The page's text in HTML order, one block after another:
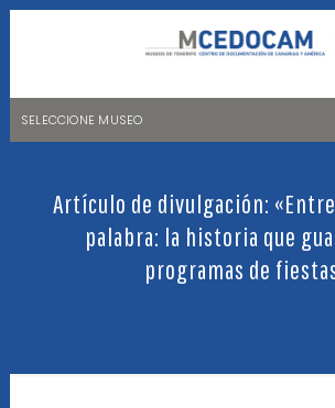
SELECCIONE MUSEO
NATURALEZA Y ARQUEOLOGÍA
LA CIENCIA Y EL COSMOS
Artículo de divulgación:
palabra: la historia que
programas de